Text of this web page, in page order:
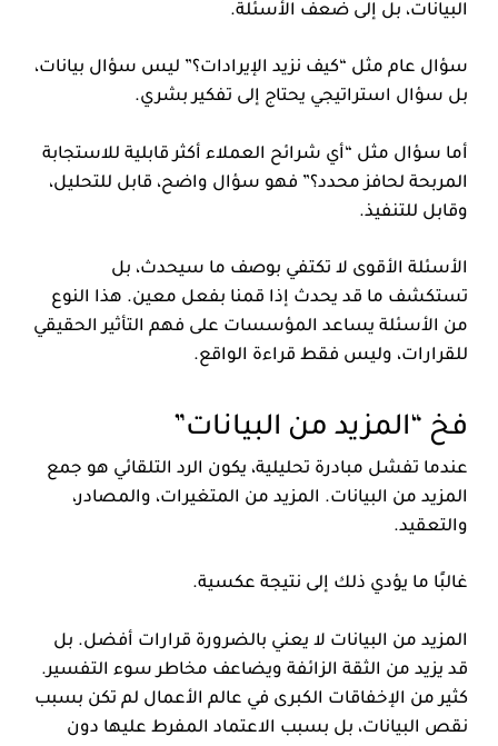
البيانات، بل إلى ضعف الأسئلة.
سؤال عام مثل “كيف نزيد الإيرادات؟” ليس سؤال بيانات،
بل سؤال استراتيجي يحتاج إلى تفكير بشري.
أما سؤال مثل “أي شرائح العملاء أكثر قابلية للاستجابة
المربحة لحافز محدد؟” فهو سؤال واضح، قابل للتحليل،
وقابل للتنفيذ.
الأسئلة الأقوى لا تكتفي بوصف ما سيحدث، بل
تستكشف ما قد يحدث إذا قمنا بفعل معين. هذا النوع
من الأسئلة يساعد المؤسسات على فهم التأثير الحقيقي
للقرارات، وليس فقط قراءة الواقع.
فخ “المزيد من البيانات”
عندما تفشل مبادرة تحليلية، يكون الرد التلقائي هو جمع
المزيد من البيانات. المزيد من المتغيرات، والمصادر،
والتعقيد.
غالبًا ما يؤدي ذلك إلى نتيجة عكسية.
المزيد من البيانات لا يعني بالضرورة قرارات أفضل. بل
قد يزيد من الثقة الزائفة ويضاعف مخاطر سوء التفسير.
كثير من الإخفاقات الكبرى في عالم الأعمال لم تكن بسبب
نقص البيانات، بل بسبب الاعتماد المفرط عليها دون